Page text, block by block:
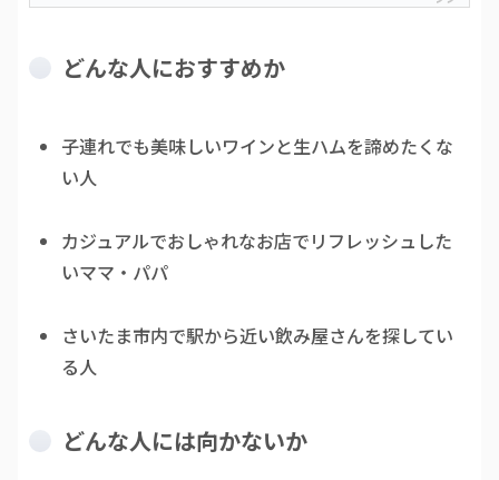
どんな人におすすめか
子連れでも美味しいワインと生ハムを諦めたくな
い人
カジュアルでおしゃれなお店でリフレッシュした
いママ・パパ
さいたま市内で駅から近い飲み屋さんを探してい
る人
どんな人には向かないか